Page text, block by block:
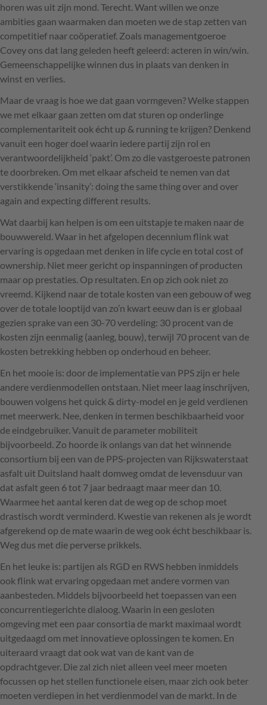
horen was uit zijn mond. Terecht. Want willen we onze
ambities gaan waarmaken dan moeten we de stap zetten van
competitief naar coöperatief. Zoals managementgoeroe
Covey ons dat lang geleden heeft geleerd: acteren in win/win.
Gemeenschappelijke winnen dus in plaats van denken in
winst en verlies.
Maar de vraag is hoe we dat gaan vormgeven? Welke stappen
we met elkaar gaan zetten om dat sturen op onderlinge
complementariteit ook écht up & running te krijgen? Denkend
vanuit een hoger doel waarin iedere partij zijn rol en
verantwoordelijkheid ‘pakt’. Om zo die vastgeroeste patronen
te doorbreken. Om met elkaar afscheid te nemen van dat
verstikkende ‘insanity’: doing the same thing over and over
again and expecting different results.
Wat daarbij kan helpen is om een uitstapje te maken naar de
bouwwereld. Waar in het afgelopen decennium flink wat
ervaring is opgedaan met denken in life cycle en total cost of
ownership. Niet meer gericht op inspanningen of producten
maar op prestaties. Op resultaten. En op zich ook niet zo
vreemd. Kijkend naar de totale kosten van een gebouw of weg
over de totale looptijd van zo’n kwart eeuw dan is er globaal
gezien sprake van een 30-70 verdeling: 30 procent van de
kosten zijn eenmalig (aanleg, bouw), terwijl 70 procent van de
kosten betrekking hebben op onderhoud en beheer.
En het mooie is: door de implementatie van PPS zijn er hele
andere verdienmodellen ontstaan. Niet meer laag inschrijven,
bouwen volgens het quick & dirty-model en je geld verdienen
met meerwerk. Nee, denken in termen beschikbaarheid voor
de eindgebruiker. Vanuit de parameter mobiliteit
bijvoorbeeld. Zo hoorde ik onlangs van dat het winnende
consortium bij een van de PPS-projecten van Rijkswaterstaat
asfalt uit Duitsland haalt domweg omdat de levensduur van
dat asfalt geen 6 tot 7 jaar bedraagt maar meer dan 10.
Waarmee het aantal keren dat de weg op de schop moet
drastisch wordt verminderd. Kwestie van rekenen als je wordt
afgerekend op de mate waarin de weg ook écht beschikbaar is.
Weg dus met die perverse prikkels.
En het leuke is: partijen als RGD en RWS hebben inmiddels
ook flink wat ervaring opgedaan met andere vormen van
aanbesteden. Middels bijvoorbeeld het toepassen van een
concurrentiegerichte dialoog. Waarin in een gesloten
omgeving met een paar consortia de markt maximaal wordt
uitgedaagd om met innovatieve oplossingen te komen. En
uiteraard vraagt dat ook wat van de kant van de
opdrachtgever. Die zal zich niet alleen veel meer moeten
focussen op het stellen functionele eisen, maar zich ook beter
moeten verdiepen in het verdienmodel van de markt. In de